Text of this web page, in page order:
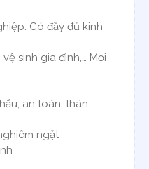
Có đầy đủ kinh
sinh gia đình,… Mọi
an toàn, thân
ngặt